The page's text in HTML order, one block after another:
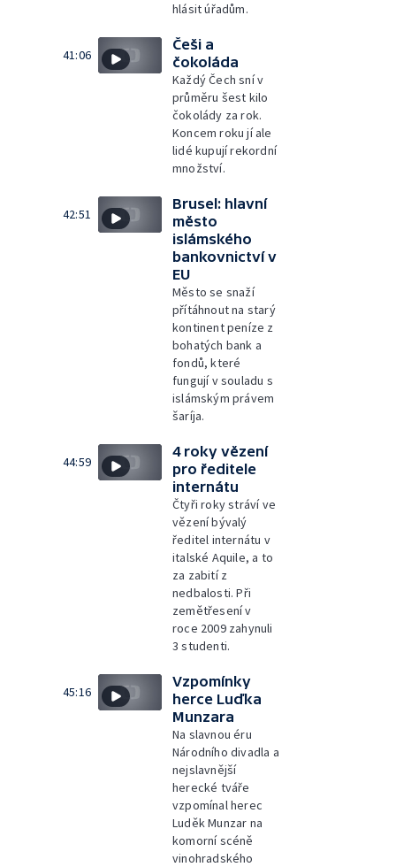
hlásit úřadům.
41:06
Češi a
čokoláda
Každý Čech sní v
průměru šest kilo
čokolády za rok.
Koncem roku jí ale
lidé kupují rekordní
množství.
42:51
Brusel: hlavní
město
islámského
bankovnictví v
EU
Město se snaží
přítáhnout na starý
kontinent peníze z
bohatých bank a
fondů, které
fungují v souladu s
islámským právem
šaríja.
44:59
4 roky vězení
pro ředitele
internátu
Čtyři roky stráví ve
vězení bývalý
ředitel internátu v
italské Aquile, a to
za zabití z
nedbalosti. Při
zemětřesení v
roce 2009 zahynuli
3 studenti.
45:16
Vzpomínky
herce Luďka
Munzara
Na slavnou éru
Národního divadla a
nejslavnější
herecké tváře
vzpomínal herec
Luděk Munzar na
komorní scéně
vinohradského